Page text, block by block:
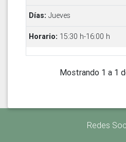
Jueves
15:30 h-16:00 h
Mostrando 1 a 1
Redes